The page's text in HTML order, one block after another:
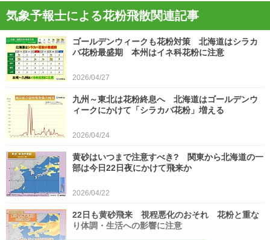
気象予報士による花粉飛散関連記事
ゴールデンウィークも花粉対策 北海道はシラカ
バ花粉最盛期 本州はイネ科花粉に注意
2026/04/27
九州～東北は花粉終息へ 北海道はゴールデンウ
ィークにかけて「シラカバ花粉」増える
2026/04/24
黄砂はいつまで注意すべき? 関東から北海道の一
部は今日22日夜にかけて飛来か
2026/04/22
22日も黄砂飛来 視程悪化のおそれ 花粉と重な
り体調・生活への影響に注意